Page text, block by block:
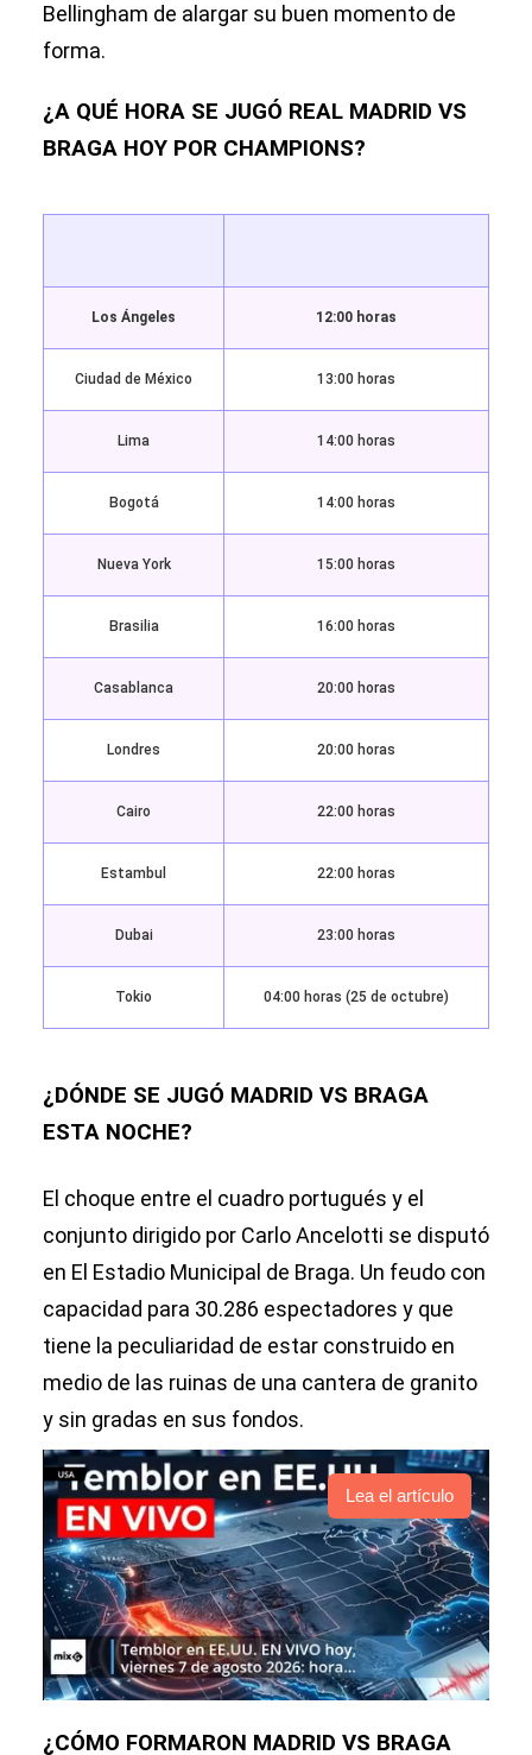
Bellingham de alargar su buen momento de
forma.
¿A QUÉ HORA SE JUGÓ REAL MADRID VS
BRAGA HOY POR CHAMPIONS?
Los Ángeles 12:00 horas
Ciudad de México 13:00 horas
Lima 14:00 horas
Bogotá 14:00 horas
Nueva York 15:00 horas
Brasilia 16:00 horas
Casablanca 20:00 horas
Londres 20:00 horas
Cairo 22:00 horas
Estambul 22:00 horas
Dubai 23:00 horas
Tokio 04:00 horas (25 de octubre)
¿DÓNDE SE JUGÓ MADRID VS BRAGA
ESTA NOCHE?
El choque entre el cuadro portugués y el
conjunto dirigido por Carlo Ancelotti se disputó
en El Estadio Municipal de Braga. Un feudo con
capacidad para 30.286 espectadores y que
tiene la peculiaridad de estar construido en
medio de las ruinas de una cantera de granito
y sin gradas en sus fondos.
Lea el artículo
¿CÓMO FORMARON MADRID VS BRAGA